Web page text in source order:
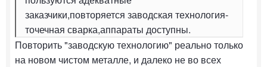
заказчики,повторяется заводская технология-
точечная сварка,аппараты доступны.
Повторить "заводскую технологию" реально только
на новом чистом металле, и далеко не во всех